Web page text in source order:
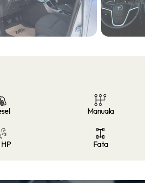
Manuala
HP Fata